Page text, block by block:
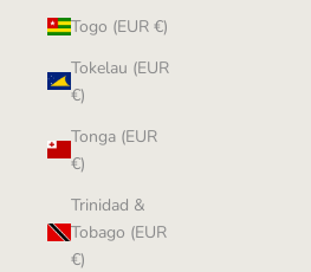
Togo (EUR €)
Tokelau (EUR
€)
Tonga (EUR
€)
Trinidad &
Tobago (EUR
€)